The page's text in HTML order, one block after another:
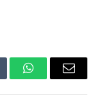
WhatsAppEmail